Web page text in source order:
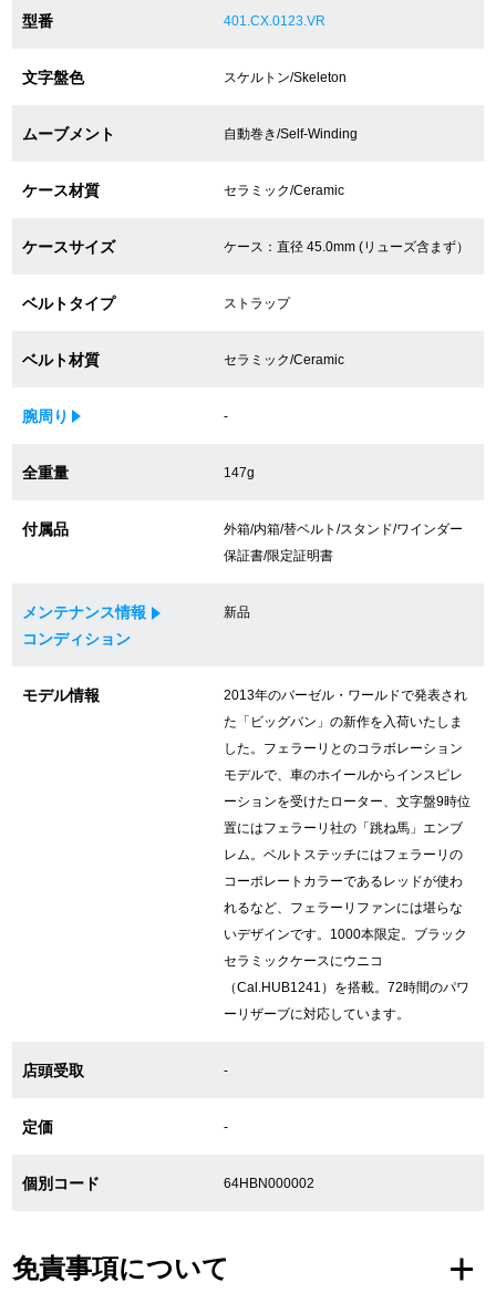
腕時計サイズ調整サービス
店舗受け取りサービス
店舗取り寄せサービス
75%以上保証！中古商品高価買戻し
修理・メンテナンスをご希望の方
修理・メンテンナンスについて
GINZA RASINについて
GINZA RASINの中古腕時計について
受賞歴
求人情報
銀座中央通り店
型番 401.CX.0123.VR
文字盤色 スケルトン/Skeleton
ムーブメント 自動巻き/Self-Winding
ケース材質 セラミック/Ceramic
ケースサイズ ケース：直径 45.0mm (リューズ含まず）
ベルトタイプ ストラップ
ベルト材質 セラミック/Ceramic
腕周り -
全重量 147g
付属品
外箱/内箱/替ベルト/スタンド/ワインダー
保証書/限定証明書
メンテナンス情報
コンディション
新品
モデル情報
2013年のバーゼル・ワールドで発表され
た「ビッグバン」の新作を入荷いたしま
した。フェラーリとのコラボレーション
モデルで、車のホイールからインスピレ
ーションを受けたローター、文字盤9時位
置にはフェラーリ社の「跳ね馬」エンブ
レム。ベルトステッチにはフェラーリの
コーポレートカラーであるレッドが使わ
れるなど、フェラーリファンには堪らな
いデザインです。1000本限定。ブラック
セラミックケースにウニコ
（Cal.HUB1241）を搭載。72時間のパワ
ーリザーブに対応しています。
店頭受取 -
定価 -
個別コード 64HBN000002
免責事項について